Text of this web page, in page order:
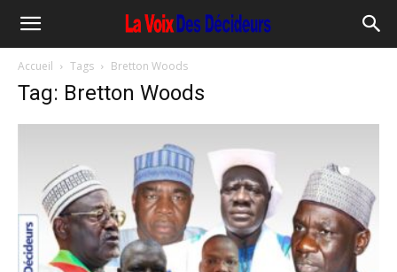
Accueil Tags Bretton Woods
Tag: Bretton Woods